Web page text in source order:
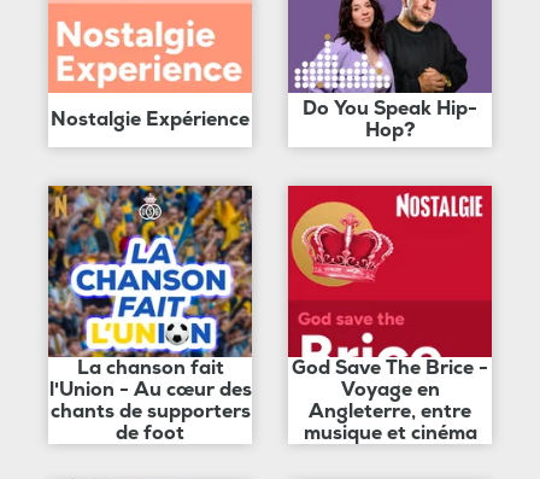
Nostalgie Expérience
Do You Speak Hip-
Hop?
La chanson fait
l'Union - Au cœur des
chants de supporters
de foot
God Save The Brice -
Voyage en
Angleterre, entre
musique et cinéma